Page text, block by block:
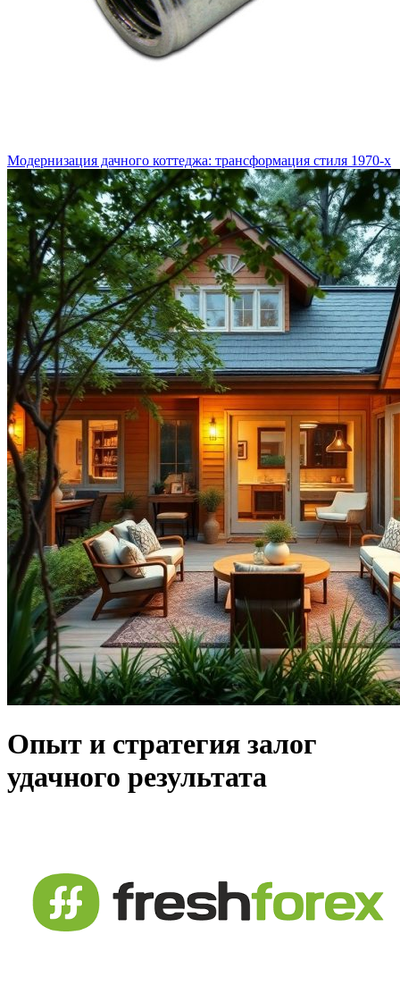
Модернизация дачного коттеджа: трансформация стиля 1970-х
Опыт и стратегия залог
удачного результата